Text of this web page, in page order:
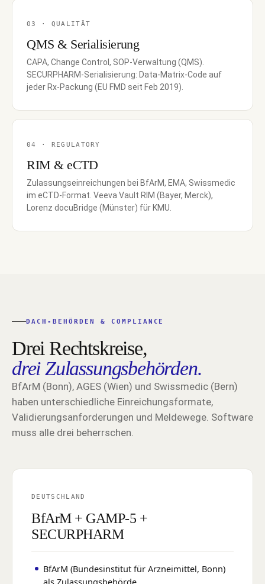
03 · QUALITÄT
QMS & Serialisierung
CAPA, Change Control, SOP-Verwaltung (QMS).
SECURPHARM-Serialisierung: Data-Matrix-Code auf
jeder Rx-Packung (EU FMD seit Feb 2019).
04 · REGULATORY
RIM & eCTD
Zulassungseinreichungen bei BfArM, EMA, Swissmedic
im eCTD-Format. Veeva Vault RIM (Bayer, Merck),
Lorenz docuBridge (Münster) für KMU.
DACH-BEHÖRDEN & COMPLIANCE
Drei Rechtskreise,
drei Zulassungsbehörden.
BfArM (Bonn), AGES (Wien) und Swissmedic (Bern)
haben unterschiedliche Einreichungsformate,
Validierungsanforderungen und Meldewege. Software
muss alle drei beherrschen.
DEUTSCHLAND
BfArM + GAMP-5 +
SECURPHARM
BfArM (Bundesinstitut für Arzneimittel, Bonn)
als Zulassungsbehörde